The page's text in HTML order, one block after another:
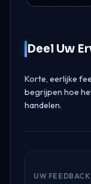
Deel Uw
Korte, eerlijke
begrijpen hoe
handelen.
UW FEEDBACK